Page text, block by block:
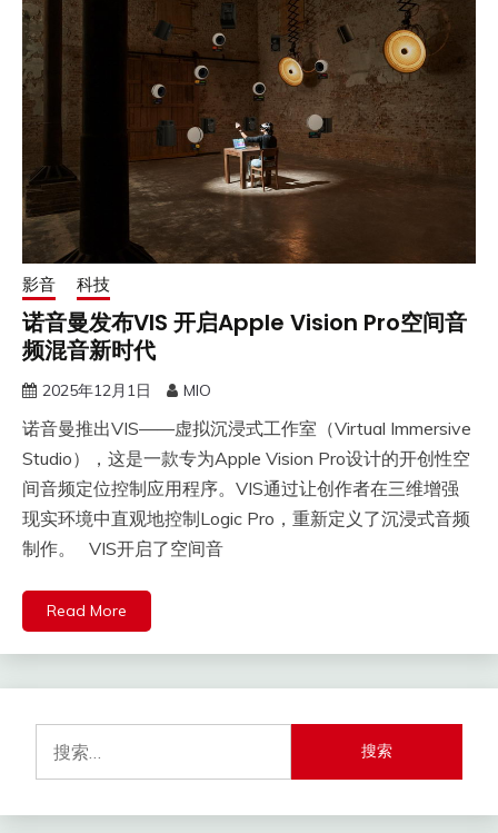
影音 科技
诺音曼发布VIS 开启Apple Vision Pro空间音
频混音新时代
2025年12月1日 MIO
诺音曼推出VIS——虚拟沉浸式工作室（Virtual Immersive
Studio），这是一款专为Apple Vision Pro设计的开创性空
间音频定位控制应用程序。VIS通过让创作者在三维增强
现实环境中直观地控制Logic Pro，重新定义了沉浸式音频
制作。 VIS开启了空间音
Read More
索：